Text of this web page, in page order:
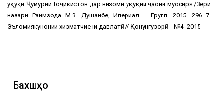
ҳуқуқи Ҷумҳурии Тоҷикистон дар низоми ҳуқуқии ҷаҳони муосир» /Зери
назари Раҳимзода М.З. Душанбе, Ипериал – Групп. 2015. 296 7.
Эъломиякунонии хизматчиени давлатӣ// Қонунгузорӣ - №4- 2015
Бахшҳо